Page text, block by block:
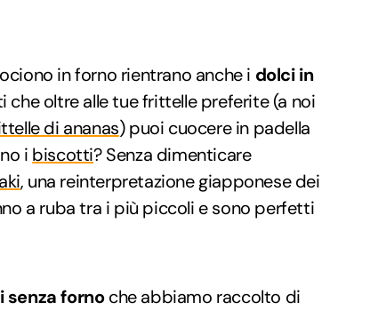
in forno rientrano anche i dolci in
che oltre alle tue frittelle preferite (a noi
di ananas) puoi cuocere in padella
i biscotti? Senza dimenticare
, una reinterpretazione giapponese dei
a ruba tra i più piccoli e sono perfetti
senza fornoche abbiamo raccolto di